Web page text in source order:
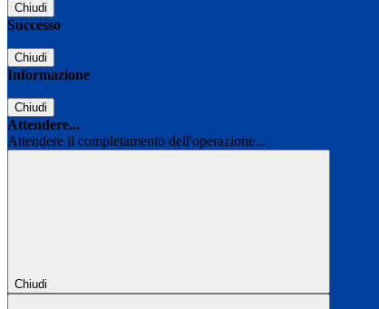
Chiudi
Successo
Chiudi
Informazione
Chiudi
Attendere...
Attendere il completamento dell'operazione...
Chiudi